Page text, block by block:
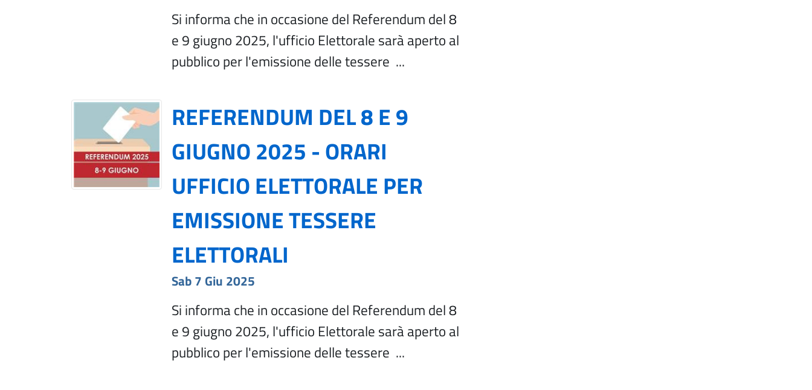
Si informa che in occasione del Referendum del 8
e 9 giugno 2025, l'ufficio Elettorale sarà aperto al
pubblico per l'emissione delle tessere ...
REFERENDUM DEL 8 E 9
GIUGNO 2025 - ORARI
UFFICIO ELETTORALE PER
EMISSIONE TESSERE
ELETTORALI
Sab 7 Giu 2025
Si informa che in occasione del Referendum del 8
e 9 giugno 2025, l'ufficio Elettorale sarà aperto al
pubblico per l'emissione delle tessere ...